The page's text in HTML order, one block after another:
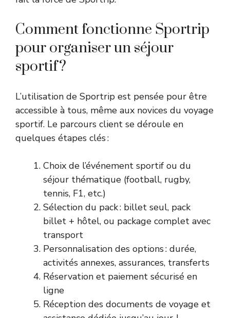
Comment fonctionne Sportrip
pour organiser un séjour
sportif ?
L’utilisation de Sportrip est pensée pour être
accessible à tous, même aux novices du voyage
sportif. Le parcours client se déroule en
quelques étapes clés :
Choix de l’événement sportif ou du
séjour thématique (football, rugby,
tennis, F1, etc.)
Sélection du pack : billet seul, pack
billet + hôtel, ou package complet avec
transport
Personnalisation des options : durée,
activités annexes, assurances, transferts
Réservation et paiement sécurisé en
ligne
Réception des documents de voyage et